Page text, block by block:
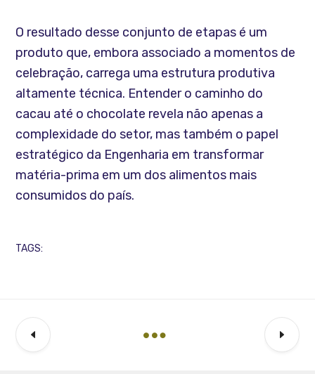
O resultado desse conjunto de etapas é um
produto que, embora associado a momentos de
celebração, carrega uma estrutura produtiva
altamente técnica. Entender o caminho do
cacau até o chocolate revela não apenas a
complexidade do setor, mas também o papel
estratégico da Engenharia em transformar
matéria-prima em um dos alimentos mais
consumidos do país.
TAGS: